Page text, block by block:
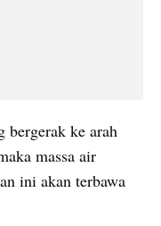
bergerak ke arah
massa air
ini akan terbawa